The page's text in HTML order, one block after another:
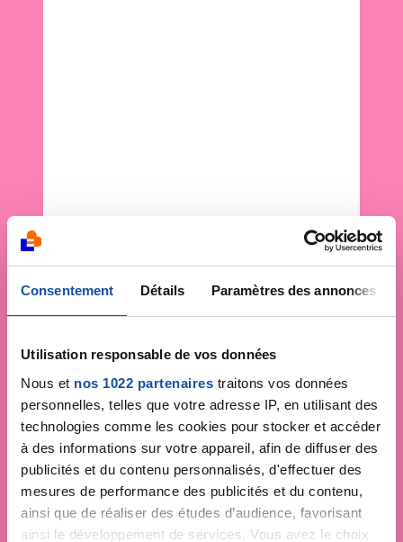
Consentement Détails Paramètres des annonces
Utilisation responsable de vos données
Nous et nos 1022 partenaires traitons vos données
personnelles, telles que votre adresse IP, en utilisant des
technologies comme les cookies pour stocker et accéder
à des informations sur votre appareil, afin de diffuser des
publicités et du contenu personnalisés, d'effectuer des
mesures de performance des publicités et du contenu,
ainsi que de réaliser des études d’audience, favorisant
ainsi le développement de services. Vous avez le choix